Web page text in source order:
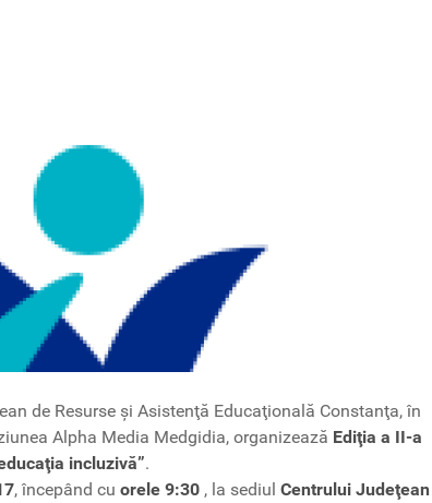
de Resurse şi Asistenţă Educaţională Constanţa, în
Alpha Media Medgidia, organizează Ediţia a II-a
incluzivă”.
, începând cu orele 9:30 , la sediul Centrului Judeţean